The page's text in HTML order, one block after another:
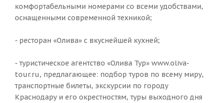
комфортабельными номерами со всеми удобствами,
оснащенными современной техникой;
- ресторан «Олива» с вкуснейшей кухней;
- туристическое агентство «Олива Тур» www.oliva-
tour.ru, предлагающее: подбор туров по всему миру,
транспортные билеты, экскурсии по городу
Краснодару и его окрестностям, туры выходного дня